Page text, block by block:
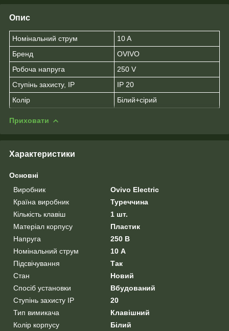
Опис
Номінальний струм
10 A
Бренд
OVIVO
Робоча напруга
250 V
Ступінь захисту, IP
IP 20
Колір
Білий+сірий
Приховати
Характеристики
Основні
Виробник
Ovivo Electric
Країна виробник
Туреччина
Кількість клавіш
1 шт.
Матеріал корпусу
Пластик
Напруга
250 В
Номінальний струм
10 А
Підсвічування
Так
Стан
Новий
Спосіб установки
Вбудований
Ступінь захисту IP
20
Тип вимикача
Клавішний
Колір корпусу
Білий